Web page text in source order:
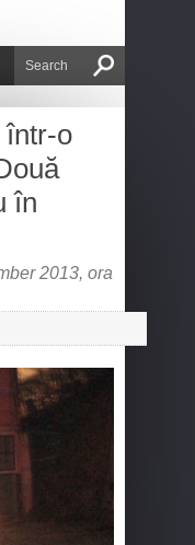
într-o
în
2013, ora